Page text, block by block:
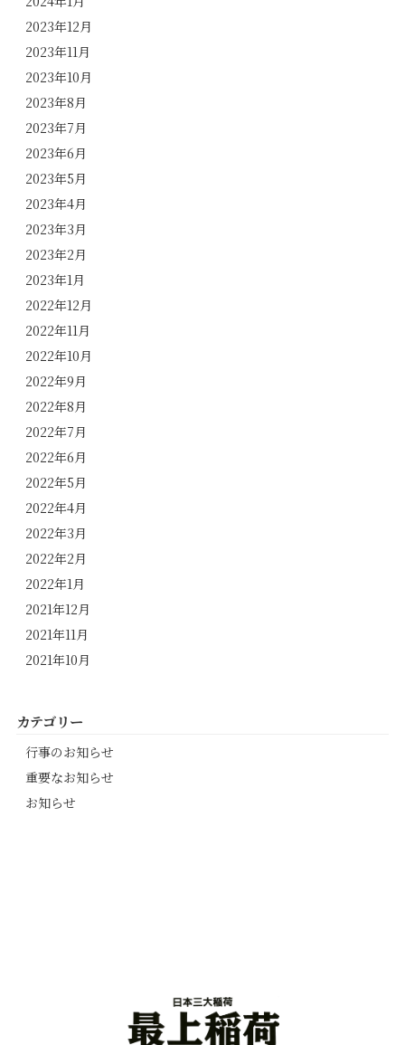
2023年12月
2023年11月
2023年10月
2023年8月
2023年7月
2023年6月
2023年5月
2023年4月
2023年3月
2023年2月
2023年1月
2022年12月
2022年11月
2022年10月
2022年9月
2022年8月
2022年7月
2022年6月
2022年5月
2022年4月
2022年3月
2022年2月
2022年1月
2021年12月
2021年11月
2021年10月
カテゴリー
行事のお知らせ
重要なお知らせ
お知らせ